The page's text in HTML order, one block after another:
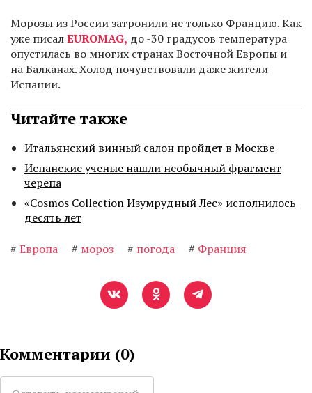
Морозы из России затронили не только Францию. Как
уже писалEUROMAG, до -30 градусов температура
опустилась во многих странах Восточной Европы и
на Балканах. Холод почувствовали даже жители
Испании.
Читайте также
Итальянский винный салон пройдет в Москве
Испанские ученые нашли необычный фрагмент
черепа
«Cosmos Collection Изумрудный Лес» исполнилось
десять лет
# Европа # мороз # погода # Франция
Комментарии (0)